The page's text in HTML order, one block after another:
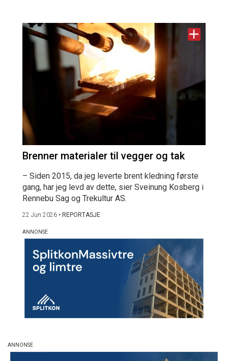
Brenner materialer til vegger og tak
– Siden 2015, da jeg leverte brent kledning første
gang, har jeg levd av dette, sier Sveinung Kosberg i
Rennebu Sag og Trekultur AS.
22 Jun 2026 • REPORTASJE